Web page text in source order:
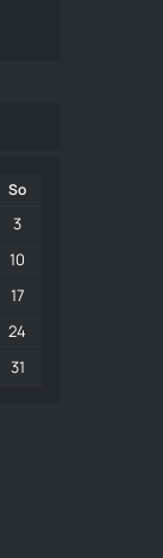
So
3
10
17
24
31